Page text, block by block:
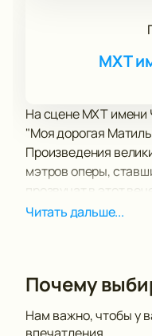
МХТ
На сцене МХТ имени
"Моя дорогая
Произведения
мэтров оперы,
прозвучат в этот
музыкантов-
мысли заставляют
"Моя дорогая
Читать дальше...
Почему
Нам важно, чтобы у